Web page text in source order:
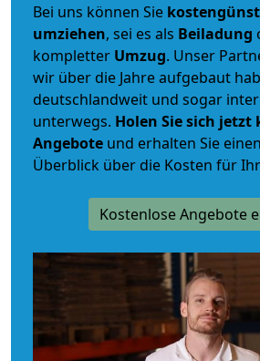
Bei uns können Sie
umziehen, sei es als Beiladung
kompletter Umzug. Unser
wir über die Jahre aufgebaut
deutschlandweit und sogar
unterwegs. Holen Sie sich jetzt
Angebote und erhalten Sie
Überblick über die Kosten für
Kostenlose Angebote